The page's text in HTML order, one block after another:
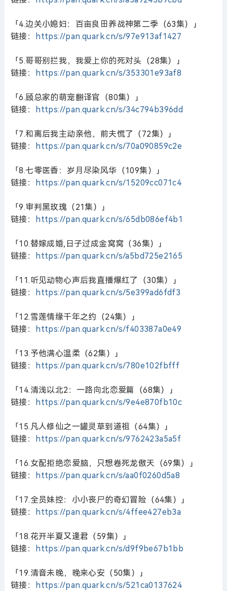
「4.边关小媳妇：百亩良田养战神第二季（63集）」
链接：
https://pan.quark.cn/s/97e913af1427
「5.哥哥别拦我，我爱上你的死对头（28集）」
链接：
https://pan.quark.cn/s/353301e93af8
「6.顾总家的萌宠翻译官（80集）」
链接：
https://pan.quark.cn/s/34c794b396dd
「7.和离后我主动亲他，前夫慌了（72集）」
链接：
https://pan.quark.cn/s/70a090859c2e
「8.七零医香：岁月尽染风华（109集）」
链接：
https://pan.quark.cn/s/15209cc071c4
「9.审判黑玫瑰（21集）」
链接：
https://pan.quark.cn/s/65db086ef4b1
「10.替嫁成婚,日子过成金窝窝（36集）」
链接：
https://pan.quark.cn/s/a5bd725e2165
「11.听见动物心声后我直播爆红了（30集）」
链接：
https://pan.quark.cn/s/5e399ad6fdf3
「12.雪莲情缘千年之约（24集）」
链接：
https://pan.quark.cn/s/f403387a0e49
「13.予他满心温柔（62集）」
链接：
https://pan.quark.cn/s/780e102fbfff
「14.清浅以北2：一路向北恋爱篇（68集）」
链接：
https://pan.quark.cn/s/9e4e870fb10c
「15.凡人修仙之一罐灵草到道祖（64集）」
链接：
https://pan.quark.cn/s/9762423a5a5f
「16.女配拒绝恋爱脑，只想卷死龙傲天（69集）」
链接：
https://pan.quark.cn/s/aa0f0260d5a8
「17.全员妹控：小小丧尸的奇幻冒险（64集）」
链接：
https://pan.quark.cn/s/4ffee427eb3a
「18.花开半夏又逢君（59集）」
链接：
https://pan.quark.cn/s/d9f9be67b1bb
「19.清音未晚，晚来心安（50集）」
链接：
https://pan.quark.cn/s/521ca0137624